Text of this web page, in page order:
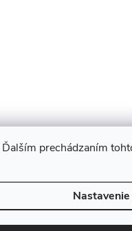
prechádzaním
Nastavenie